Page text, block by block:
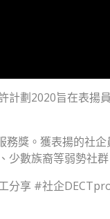
劃2020旨在表揚
獎。獲表揚的社
數族裔等弱勢社
分享 #社企